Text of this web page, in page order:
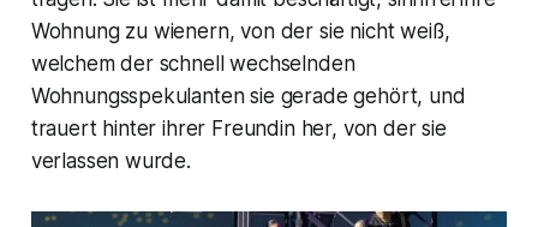
Wohnung zu wienern, von der sie nicht weiß,
welchem der schnell wechselnden
Wohnungsspekulanten sie gerade gehört, und
trauert hinter ihrer Freundin her, von der sie
verlassen wurde.